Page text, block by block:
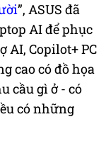
”, ASUS đã
AI để phục
AI, Copilot+ PC
cao có đồ họa
cầu gì ở - có
có những